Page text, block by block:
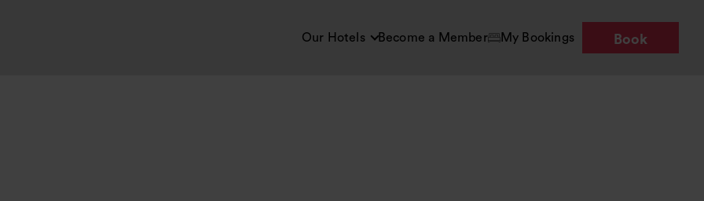
Our Hotels Become a Member My Bookings Book